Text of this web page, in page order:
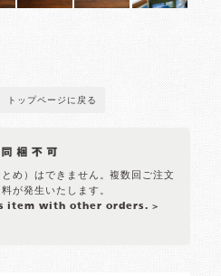
トップページに戻る
め）はできません。複数回ご注文
が発生いたします。
item with other orders. >